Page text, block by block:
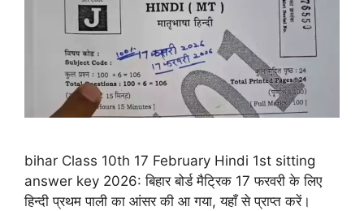
bihar Class 10th 17 February Hindi 1st sitting
answer key 2026: बिहार बोर्ड मैट्रिक 17 फरवरी के लिए
हिन्दी प्रथम पाली का आंसर की आ गया, यहाँ से प्राप्त करें।